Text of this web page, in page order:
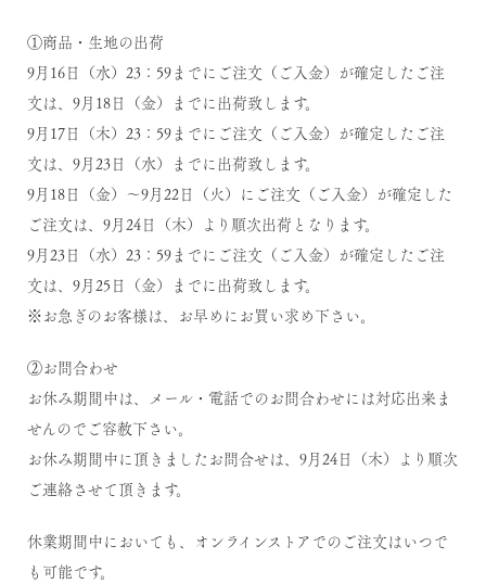
①商品・生地の出荷
9月16日（水）23：59までにご注文（ご入金）が確定したご注
文は、9月18日（金）までに出荷致します。
9月17日（木）23：59までにご注文（ご入金）が確定したご注
文は、9月23日（水）までに出荷致します。
9月18日（金）～9月22日（火）にご注文（ご入金）が確定した
ご注文は、9月24日（木）より順次出荷となります。
9月23日（水）23：59までにご注文（ご入金）が確定したご注
文は、9月25日（金）までに出荷致します。
※お急ぎのお客様は、お早めにお買い求め下さい。
②お問合わせ
お休み期間中は、メール・電話でのお問合わせには対応出来ま
せんのでご容赦下さい。
お休み期間中に頂きましたお問合せは、9月24日（木）より順次
ご連絡させて頂きます。
休業期間中においても、オンラインストアでのご注文はいつで
も可能です。